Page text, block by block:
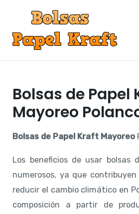
contenido
Bolsas de Papel
Mayoreo
Bolsas de Papel Kraft Mayoreo
Los beneficios de usar bolsas
numerosos, ya que
reducir el cambio climático en
composición a partir de